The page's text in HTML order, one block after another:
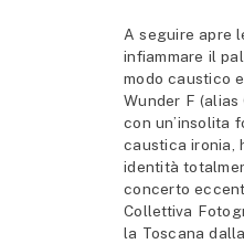
A seguire apre
infiammare il
modo caustico
Wunder F
con un’insolita
caustica ironia,
identità
concerto
Collettiva
la Toscana